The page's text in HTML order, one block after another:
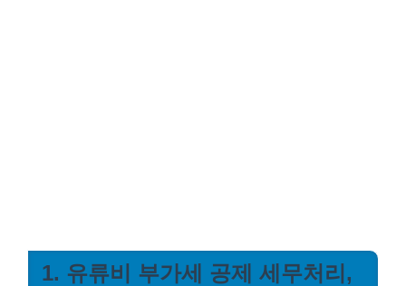
1. 유류비 부가세 공제 세무처리,